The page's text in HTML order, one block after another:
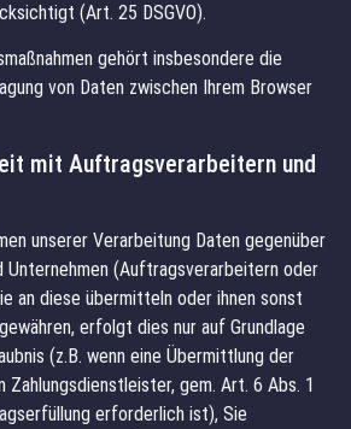
(Art. 25 DSGVO).
gehört insbesondere die
von Daten zwischen Ihrem Browser
mit Auftragsverarbeitern und
unserer Verarbeitung Daten gegenüber
Unternehmen (Auftragsverarbeitern oder
an diese übermitteln oder ihnen sonst
erfolgt dies nur auf Grundlage
(z.B. wenn eine Übermittlung der
Zahlungsdienstleister, gem. Art. 6 Abs. 1
erforderlich ist), Sie